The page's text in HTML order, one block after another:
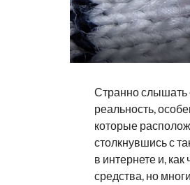
Странно слышать
реальность,
которые
столкнувшись с
в интернете и,
средства, но